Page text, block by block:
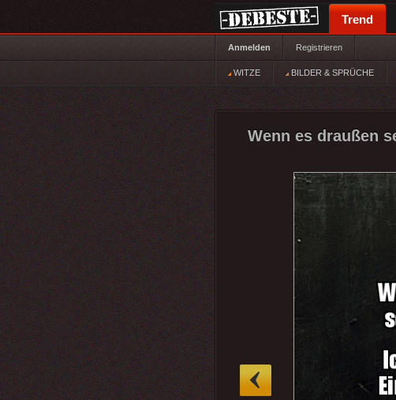
Trend
Anmelden Registrieren
WITZE BILDER & SPRÜCHE
Wenn es draußen